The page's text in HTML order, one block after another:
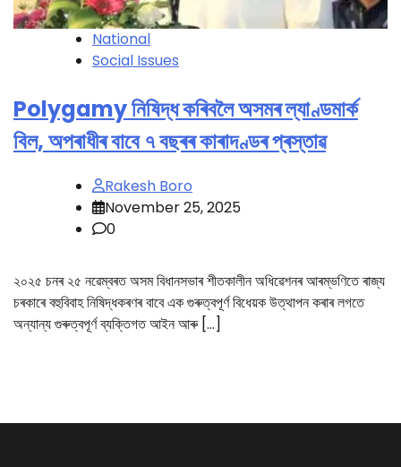
National
Social Issues
Polygamy নিষিদ্ধ কৰিবলৈ অসমৰ ল্যাণ্ডমাৰ্ক
বিল, অপৰাধীৰ বাবে ৭ বছৰৰ কাৰাদণ্ডৰ প্ৰস্তাৱ
Rakesh Boro
November 25, 2025
0
২০২৫ চনৰ ২৫ নৱেম্বৰত অসম বিধানসভাৰ শীতকালীন অধিৱেশনৰ আৰম্ভণিতে ৰাজ্য
চৰকাৰে বহুবিবাহ নিষিদ্ধকৰণৰ বাবে এক গুৰুত্বপূৰ্ণ বিধেয়ক উত্থাপন কৰাৰ লগতে
অন্যান্য গুৰুত্বপূৰ্ণ ব্যক্তিগত আইন আৰু […]